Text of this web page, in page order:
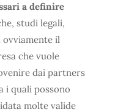
a definire
studi legali,
il
che vuole
dai partners
i quali possono
molte valide